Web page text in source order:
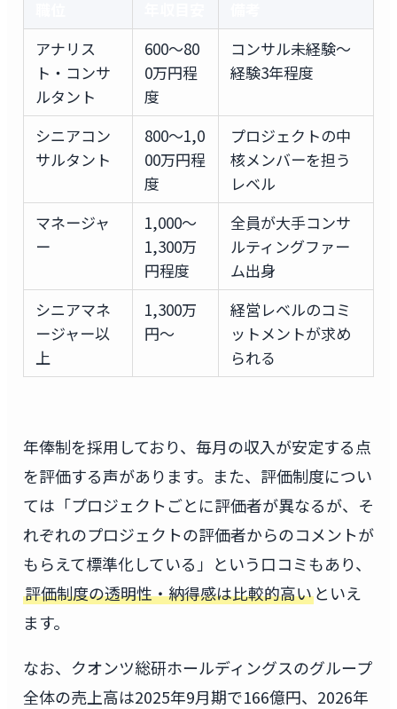
アナリス
ト・コンサ
ルタント
600〜80
0万円程
度
コンサル未経験〜
経験3年程度
シニアコン
サルタント
800〜1,0
00万円程
度
プロジェクトの中
核メンバーを担う
レベル
マネージャ
ー
1,000〜
1,300万
円程度
全員が大手コンサ
ルティングファー
ム出身
シニアマネ
ージャー以
上
1,300万
円〜
経営レベルのコミ
ットメントが求め
られる
年俸制を採用しており、毎月の収入が安定する点
を評価する声があります。また、評価制度につい
ては「プロジェクトごとに評価者が異なるが、そ
れぞれのプロジェクトの評価者からのコメントが
もらえて標準化している」という口コミもあり、
評価制度の透明性・納得感は比較的高いといえ
ます。
なお、クオンツ総研ホールディングスのグループ
全体の売上高は2025年9月期で166億円、2026年